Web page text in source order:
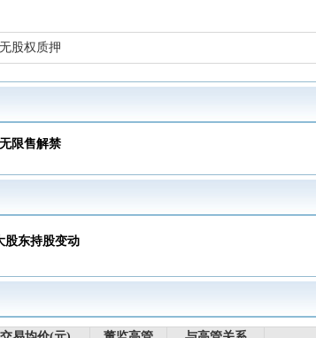
违规，处罚对象(关系)：东兴证券股份有限公司(公司本
型：出具警示函 查看详情
17连续停牌,停牌原因：拟筹划重大资产重组
查看详情
较上期（2025-03-31）减少4457户，变动幅度-3.79%
情
股权质押
限售解禁
股东持股变动